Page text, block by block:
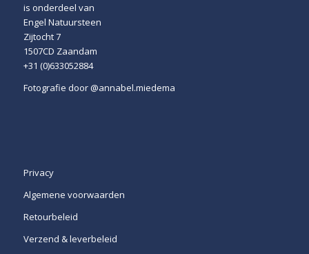
is onderdeel van
Engel Natuursteen
Zijtocht 7
1507CD Zaandam
+31 (0)633052884
Fotografie door@annabel.miedema
Privacy
Algemene voorwaarden
Retourbeleid
Verzend & leverbeleid